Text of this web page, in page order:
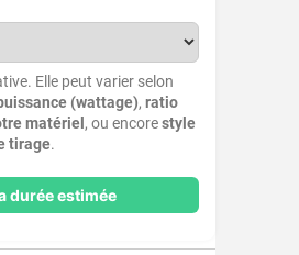
Elle peut varier selon
(wattage),ratio
matériel , ou encorestyle
tirage.
durée estimée